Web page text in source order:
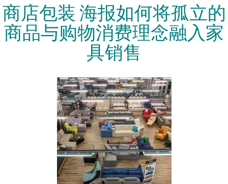
商店包装 海报如何将孤立的
商品与购物消费理念融入家
具销售